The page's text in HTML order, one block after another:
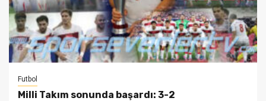
Futbol
Milli Takım sonunda başardı: 3-2